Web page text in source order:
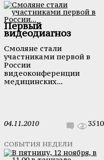
Первый
видеодиагноз
Смоляне стали
участниками первой в
России
видеоконференции
медицинских...
04.11.2010 3510
СОБЫТИЯ НЕДЕЛИ